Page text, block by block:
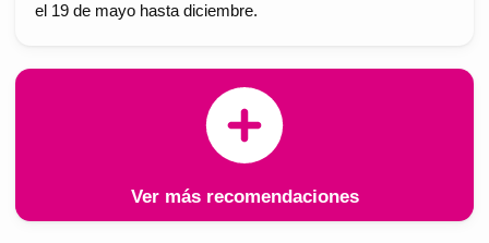
el 19 de mayo hasta diciembre.
Ver más recomendaciones